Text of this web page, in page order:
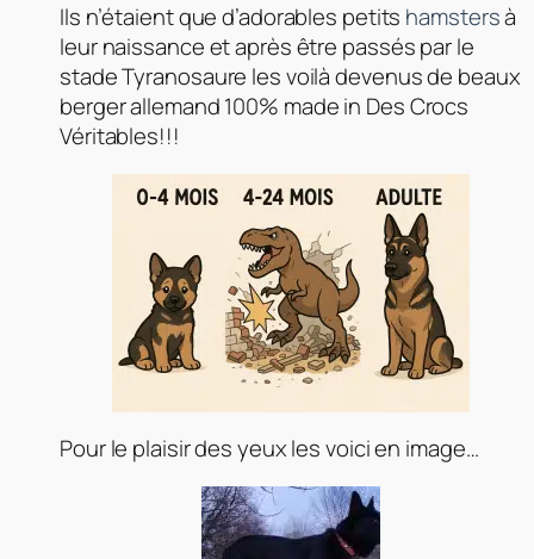
Ils n’étaient que d’adorables petits hamstersà
leur naissance et après être passés par le
stade Tyranosaure les voilà devenus de beaux
berger allemand 100% made in Des Crocs
Véritables!!!
Pour le plaisir des yeux les voici en image…